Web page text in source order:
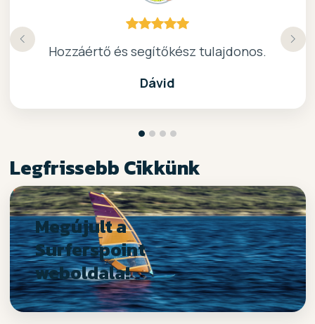
Hozzáértő és segítőkész tulajdonos.
Dávid
kiváló surf-ös bolt .. ajánlom!
Nagyon kedves elado, jo kis bolt :)
Köszönöm a gyors, barátságos kiszolgálast.
Legfrissebb Cikkünk
Megújult a
Surferspoint
weboldala!